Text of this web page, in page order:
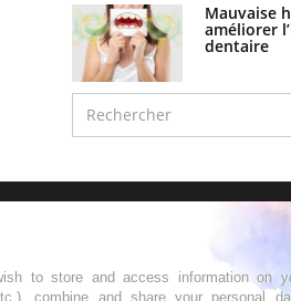
Mauvaise
améliorer
dentaire
to store and access information on
combine and share your personal